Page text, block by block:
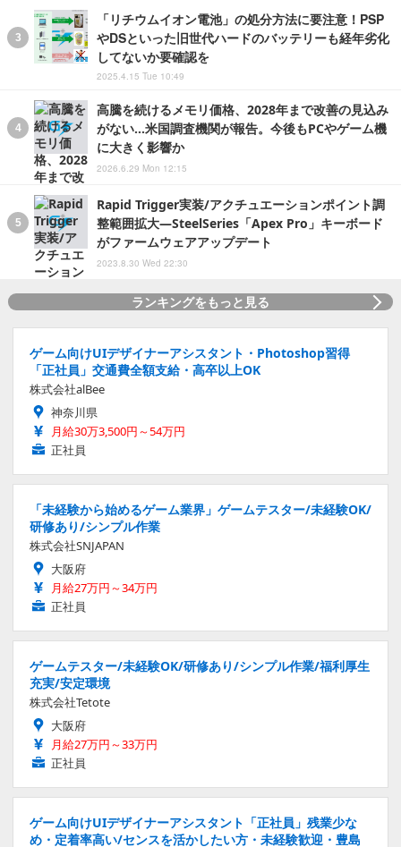
「リチウムイオン電池」の処分方法に要注意！PSP
やDSといった旧世代ハードのバッテリーも経年劣化
してないか要確認を
2025.4.15 Tue 10:49
高騰を続けるメモリ価格、2028年まで改善の見込み
がない…米国調査機関が報告。今後もPCやゲーム機
に大きく影響か
2026.6.29 Mon 12:15
Rapid Trigger実装/アクチュエーションポイント調
整範囲拡大―SteelSeries「Apex Pro」キーボード
がファームウェアアップデート
2023.8.30 Wed 22:30
ランキングをもっと見る
ゲーム向けUIデザイナーアシスタント・Photoshop習得
「正社員」交通費全額支給・高卒以上OK
株式会社alBee
神奈川県
月給30万3,500円～54万円
正社員
「未経験から始めるゲーム業界」ゲームテスター/未経験OK/
研修あり/シンプル作業
株式会社SNJAPAN
大阪府
月給27万円～34万円
正社員
ゲームテスター/未経験OK/研修あり/シンプル作業/福利厚生
充実/安定環境
株式会社Tetote
大阪府
月給27万円～33万円
正社員
ゲーム向けUIデザイナーアシスタント「正社員」残業少な
め・定着率高い/センスを活かしたい方・未経験歓迎・豊島